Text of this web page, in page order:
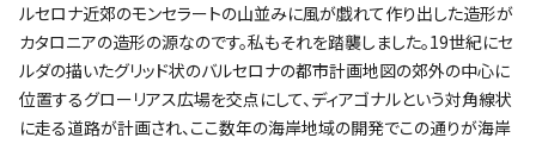
ルセロナ近郊のモンセラートの山並みに風が戯れて作り出した造形が
カタロニアの造形の源なのです。私もそれを踏襲しました。19世紀にセ
ルダの描いたグリッド状のバルセロナの都市計画地図の郊外の中心に
位置するグローリアス広場を交点にして、ディアゴナルという対角線状
に走る道路が計画され、ここ数年の海岸地域の開発でこの通りが海岸